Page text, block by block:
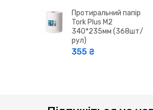
Протиральний папір
Tork Plus М2
340*235мм (368шт/
рул)
355 ₴